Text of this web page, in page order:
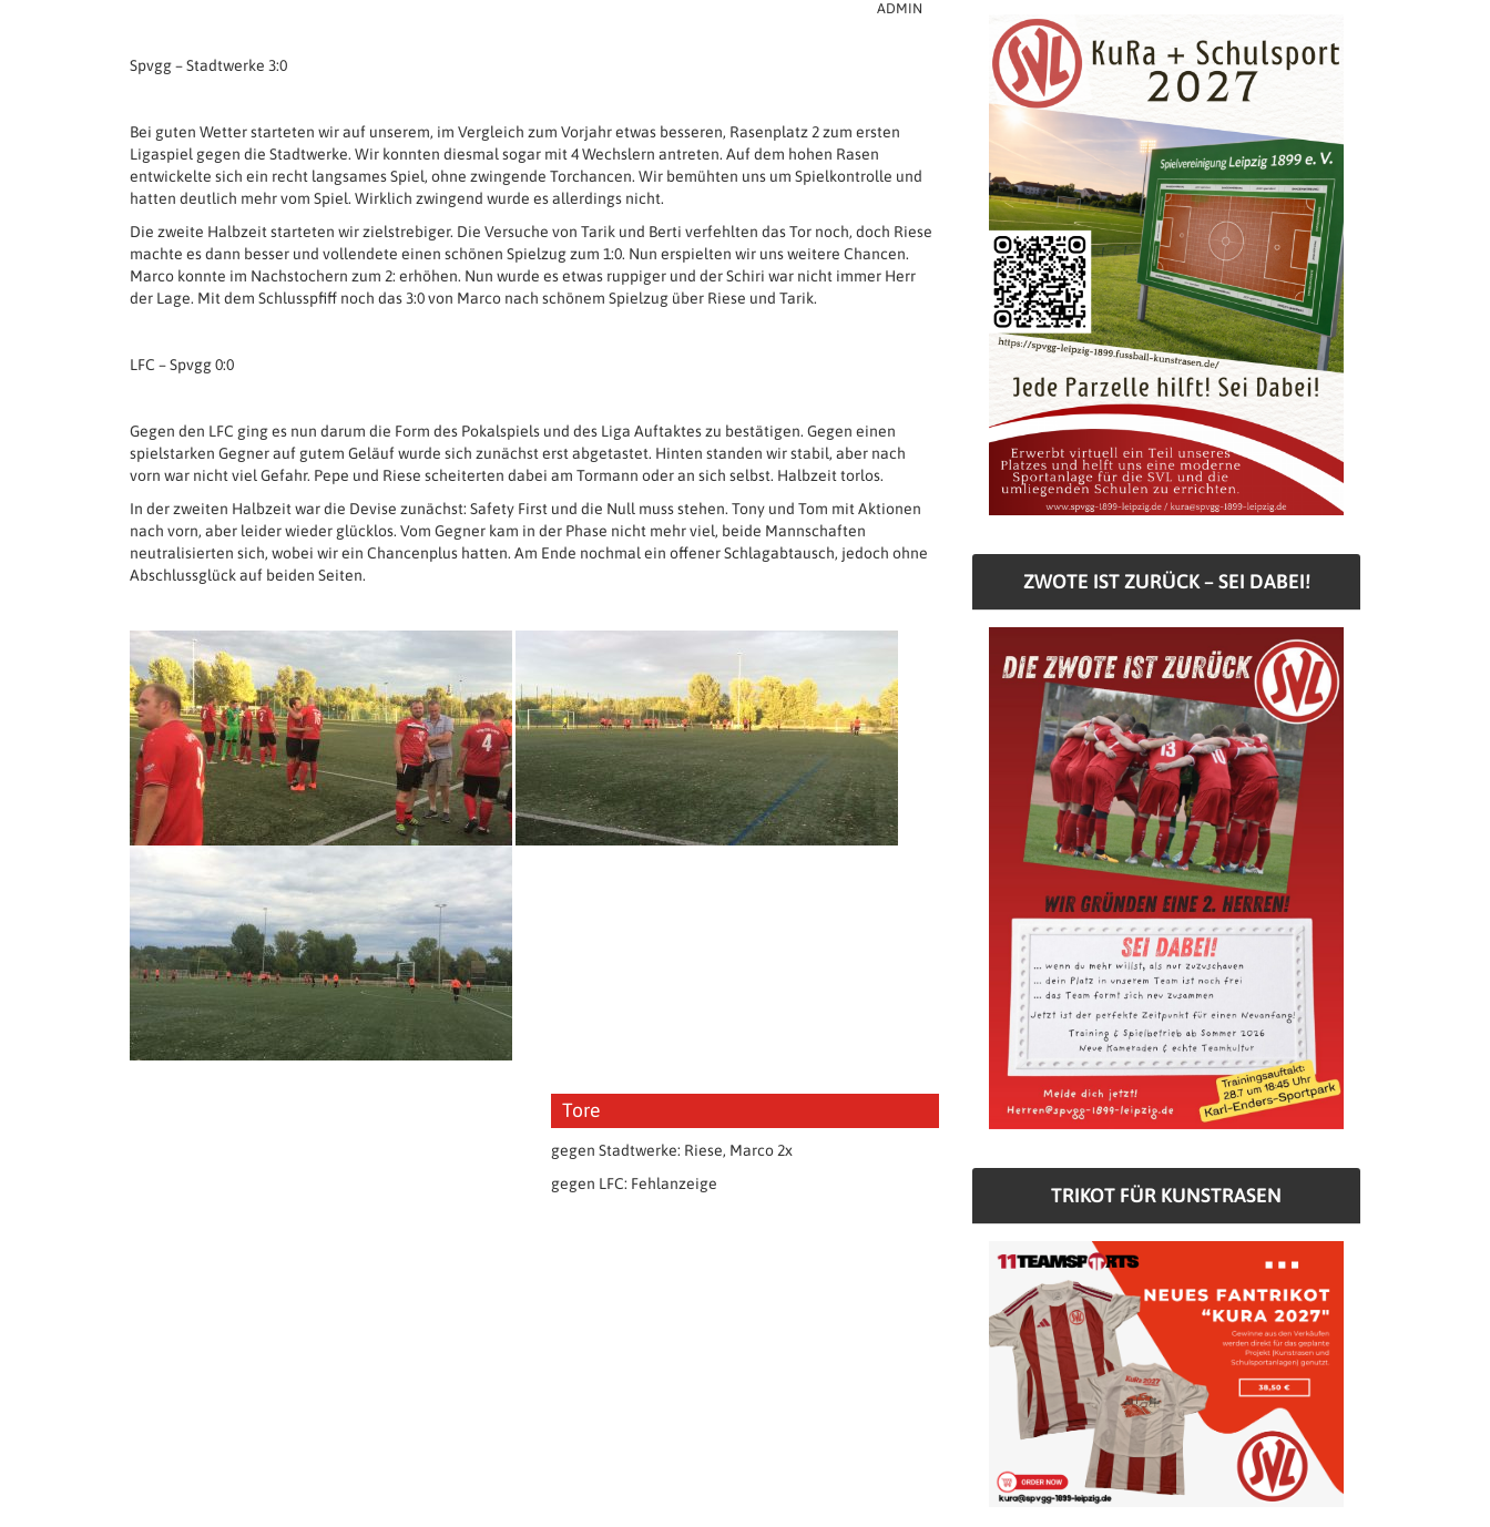
ADMIN
Spvgg – Stadtwerke 3:0
Bei guten Wetter starteten wir auf unserem, im Vergleich zum Vorjahr etwas besseren, Rasenplatz 2 zum ersten
Ligaspiel gegen die Stadtwerke. Wir konnten diesmal sogar mit 4 Wechslern antreten. Auf dem hohen Rasen
entwickelte sich ein recht langsames Spiel, ohne zwingende Torchancen. Wir bemühten uns um Spielkontrolle und
hatten deutlich mehr vom Spiel. Wirklich zwingend wurde es allerdings nicht.
Die zweite Halbzeit starteten wir zielstrebiger. Die Versuche von Tarik und Berti verfehlten das Tor noch, doch Riese
machte es dann besser und vollendete einen schönen Spielzug zum 1:0. Nun erspielten wir uns weitere Chancen.
Marco konnte im Nachstochern zum 2: erhöhen. Nun wurde es etwas ruppiger und der Schiri war nicht immer Herr
der Lage. Mit dem Schlusspfiff noch das 3:0 von Marco nach schönem Spielzug über Riese und Tarik.
LFC – Spvgg 0:0
Gegen den LFC ging es nun darum die Form des Pokalspiels und des Liga Auftaktes zu bestätigen. Gegen einen
spielstarken Gegner auf gutem Geläuf wurde sich zunächst erst abgetastet. Hinten standen wir stabil, aber nach
vorn war nicht viel Gefahr. Pepe und Riese scheiterten dabei am Tormann oder an sich selbst. Halbzeit torlos.
In der zweiten Halbzeit war die Devise zunächst: Safety First und die Null muss stehen. Tony und Tom mit Aktionen
nach vorn, aber leider wieder glücklos. Vom Gegner kam in der Phase nicht mehr viel, beide Mannschaften
neutralisierten sich, wobei wir ein Chancenplus hatten. Am Ende nochmal ein offener Schlagabtausch, jedoch ohne
Abschlussglück auf beiden Seiten.
Tore
gegen Stadtwerke: Riese, Marco 2x
gegen LFC: Fehlanzeige
ZWOTE IST ZURÜCK – SEI DABEI!
TRIKOT FÜR KUNSTRASEN